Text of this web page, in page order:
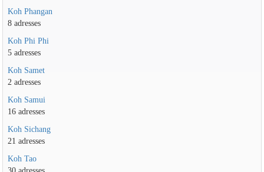
Koh Phangan
8 adresses
Koh Phi Phi
5 adresses
Koh Samet
2 adresses
Koh Samui
16 adresses
Koh Sichang
21 adresses
Koh Tao